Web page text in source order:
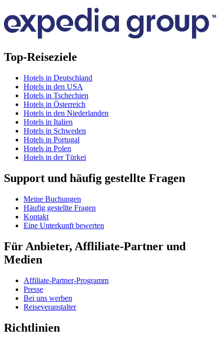
Top-Reiseziele
Hotels in Deutschland
Hotels in den USA
Hotels in Tschechien
Hotels in Österreich
Hotels in den Niederlanden
Hotels in Italien
Hotels in Schweden
Hotels in Portugal
Hotels in Polen
Hotels in der Türkei
Support und häufig gestellte Fragen
Meine Buchungen
Häufig gestellte Fragen
Kontakt
Eine Unterkunft bewerten
Für Anbieter, Affliliate-Partner und
Medien
Affiliate-Partner-Programm
Presse
Bei uns werben
Reiseveranstalter
Richtlinien